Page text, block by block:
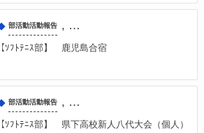
部活動活動報告 , …
【ｿﾌﾄﾃﾆｽ部】 鹿児島合宿
部活動活動報告 , …
【ｿﾌﾄﾃﾆｽ部】 県下高校新人八代大会（個人）